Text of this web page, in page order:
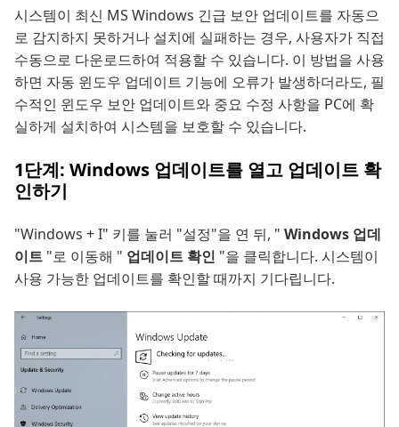
시스템이 최신 MS Windows 긴급 보안 업데이트를 자동으
로 감지하지 못하거나 설치에 실패하는 경우, 사용자가 직접
수동으로 다운로드하여 적용할 수 있습니다. 이 방법을 사용
하면 자동 윈도우 업데이트 기능에 오류가 발생하더라도, 필
수적인 윈도우 보안 업데이트와 중요 수정 사항을 PC에 확
실하게 설치하여 시스템을 보호할 수 있습니다.
1단계: Windows 업데이트를 열고 업데이트 확
인하기
"Windows + I" 키를 눌러 "설정"을 연 뒤, " Windows 업데
이트 "로 이동해 " 업데이트 확인 "을 클릭합니다. 시스템이
사용 가능한 업데이트를 확인할 때까지 기다립니다.